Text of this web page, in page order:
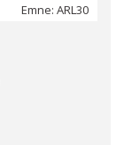
Emne: ARL30